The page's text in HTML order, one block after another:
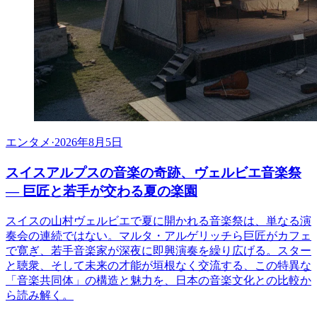
エンタメ ·2026年8月5日
スイスアルプスの音楽の奇跡、ヴェルビエ音楽祭
— 巨匠と若手が交わる夏の楽園
スイスの山村ヴェルビエで夏に開かれる音楽祭は、単なる演
奏会の連続ではない。マルタ・アルゲリッチら巨匠がカフェ
で寛ぎ、若手音楽家が深夜に即興演奏を繰り広げる。スター
と聴衆、そして未来の才能が垣根なく交流する、この特異な
「音楽共同体」の構造と魅力を、日本の音楽文化との比較か
ら読み解く。